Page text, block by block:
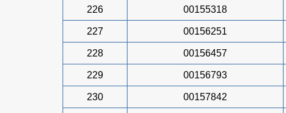
226 00155318
227 00156251
228 00156457
229 00156793
230 00157842